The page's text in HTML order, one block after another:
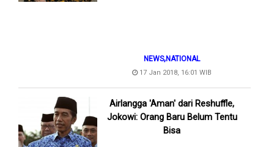
NEWS,NATIONAL
17 Jan 2018, 16:01 WIB
Airlangga 'Aman' dari Reshuffle,
Jokowi: Orang Baru Belum Tentu
Bisa